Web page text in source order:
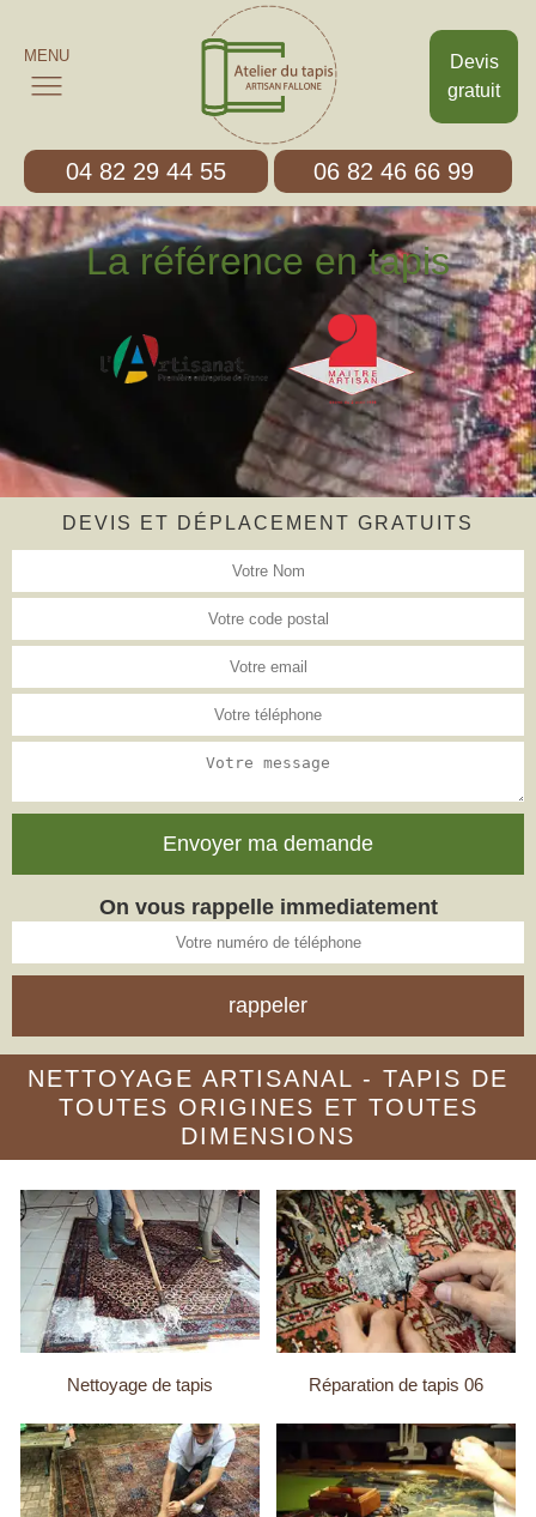
Devis
gratuit
MENU
04 82 29 44 55 06 82 46 66 99
La référence en tapis
DEVIS ET DÉPLACEMENT GRATUITS
On vous rappelle immediatement
NETTOYAGE ARTISANAL - TAPIS DE
TOUTES ORIGINES ET TOUTES
DIMENSIONS
Nettoyage de tapis Réparation de tapis 06